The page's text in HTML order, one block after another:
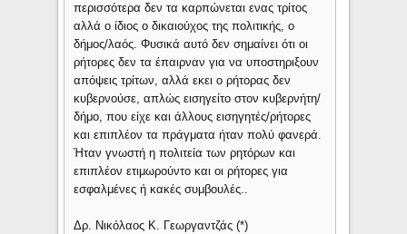
περισσότερα δεν τα καρπώνεται ενας τρίτος
αλλά ο ίδιος ο δικαιούχος της πολιτικής, ο
δήμος/λαός. Φυσικά αυτό δεν σημαίνει ότι οι
ρήτορες δεν τα έπαιρναν για να υποστηριξουν
απόψεις τρίτων, αλλά εκει ο ρήτορας δεν
κυβερνούσε, απλώς εισηγείτο στον κυβερνήτη/
δήμο, που είχε και άλλους εισηγητές/ρήτορες
και επιπλέον τα πράγματα ήταν πολύ φανερά.
Ήταν γνωστή η πολιτεία των ρητόρων και
επιπλέον ετιμωρούντο και οι ρήτορες για
εσφαλμένες ή κακές συμβουλές..
Δρ. Νικόλαος Κ. Γεωργαντζάς (*)